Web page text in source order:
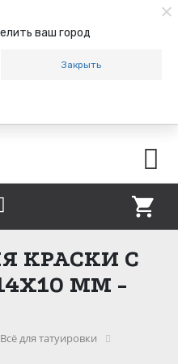
ваш город
Закрыть
КРАСКИ С
ММ -
Всё для татуировки